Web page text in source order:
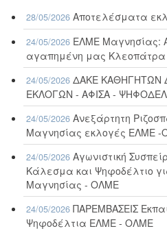
28/05/2026 Αποτελέσματα
24/05/2026 ΕΛΜΕ Μαγνησίας:
αγαπημένη μας Κλεοπάτρα
24/05/2026 ΔΑΚΕ ΚΑΘΗΓΗΤΩΝ
ΕΚΛΟΓΩΝ - ΑΦΙΣΑ -
24/05/2026 Ανεξάρτητη
Μαγνησίας εκλογές ΕΛΜΕ
24/05/2026 Αγωνιστική
Κάλεσμα και Ψηφοδέλτιο
Μαγνησίας - ΟΛΜΕ
24/05/2026 ΠΑΡΕΜΒΑΣΕΙΣ
Ψηφοδέλτια ΕΛΜΕ - ΟΛΜΕ